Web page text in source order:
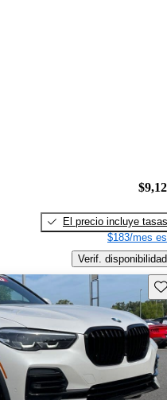
El precio incluye tasas
$183/mes
Verif. disponibilidad